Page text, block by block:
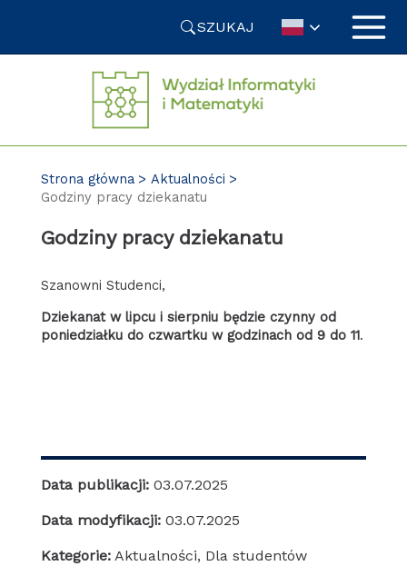
SZUKAJ
Strona główna
Aktualności
Godziny pracy dziekanatu
Godziny pracy dziekanatu
Szanowni Studenci,
Dziekanat w lipcu i sierpniu będzie czynny od
poniedziałku do czwartku w godzinach od 9 do 11.
Data publikacji: 03.07.2025
Data modyfikacji: 03.07.2025
Kategorie: Aktualności, Dla studentów